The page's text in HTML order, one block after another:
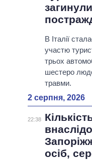
В Італії
участю
трьох
шестеро
травми.
2 серпня, 2026
22:38
осіб,